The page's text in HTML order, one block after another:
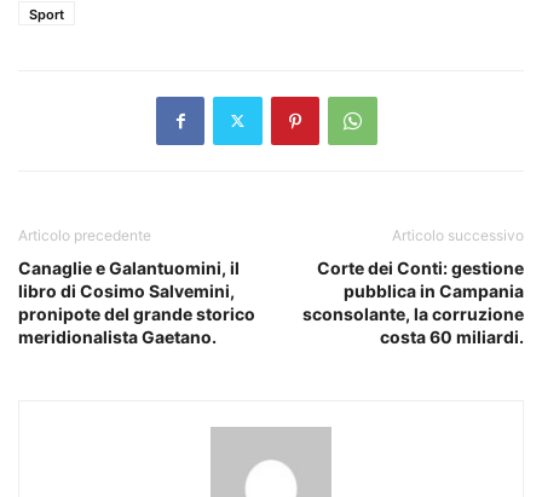
Sport
Articolo precedente
Canaglie e Galantuomini, il
libro di Cosimo Salvemini,
pronipote del grande storico
meridionalista Gaetano.
Articolo successivo
Corte dei Conti: gestione
pubblica in Campania
sconsolante, la corruzione
costa 60 miliardi.